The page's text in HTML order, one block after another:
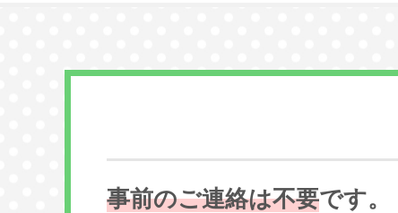
事前のご連絡は不要です。